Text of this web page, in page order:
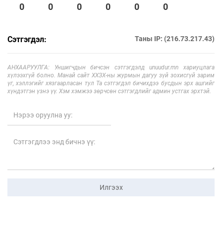
0 0 0 0 0 0
Сэтгэгдэл: Таны IP: (216.73.217.43)
АНХААРУУЛГА: Уншигчдын бичсэн сэтгэгдэлд unuudur.mn хариуцлага
хүлээхгүй болно. Манай сайт ХХЗХ-ны журмын дагуу зүй зохисгүй зарим
үг, хэллэгийг хязгаарласан тул Та сэтгэгдэл бичихдээ бусдын эрх ашгийг
хүндэтгэн үзнэ үү. Хэм хэмжээ зөрчсөн сэтгэгдлийг админ устгах эрхтэй.
Илгээх